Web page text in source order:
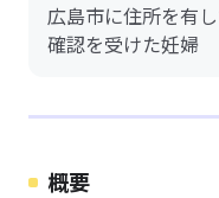
広島市に住所を有
確認を受けた妊婦
概要